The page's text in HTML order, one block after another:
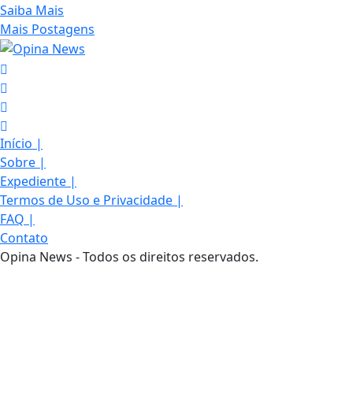
Saiba Mais
Mais Postagens
Início |
Sobre |
Expediente |
Termos de Uso e Privacidade |
FAQ |
Contato
Opina News - Todos os direitos reservados.